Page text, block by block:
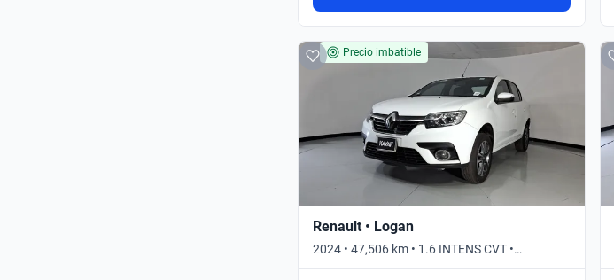
Precio imbatible
Renault • Logan
2024 • 47,506 km • 1.6 INTENS CVT •
Automático